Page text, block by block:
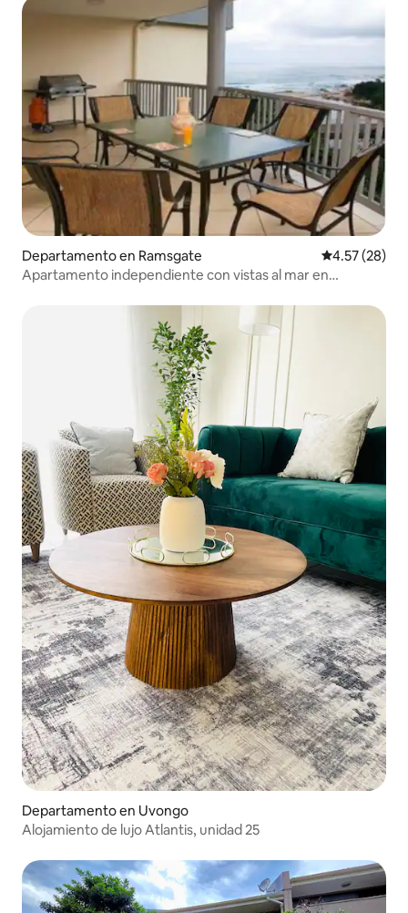
Departamento en Ramsgate Calificación
4.57 (28)
Apartamento independiente con vistas al mar en
Departamento en Uvongo
Alojamiento de lujo Atlantis, unidad 25